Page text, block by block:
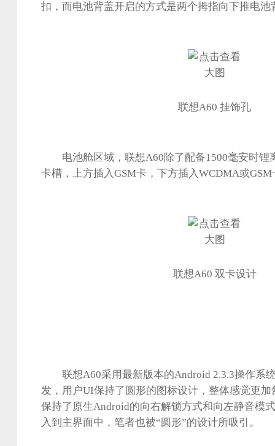
扣，而电池背盖开启的方式是两个拇指向下推电池
联想A60 挂饰孔
电池舱区域，联想A60除了配备1500毫安时锂
卡槽，上方插入GSM卡，下方插入WCDMA或GSM
联想A60 双卡设计
联想A60采用最新版本的Android 2.3.3操作系
发，用户UI保持了圆形的图标设计，整体感觉更
保持了原生Android的向右解锁方式和向左静音模
入到主界面中，笔者也被“圆形”的设计所吸引。